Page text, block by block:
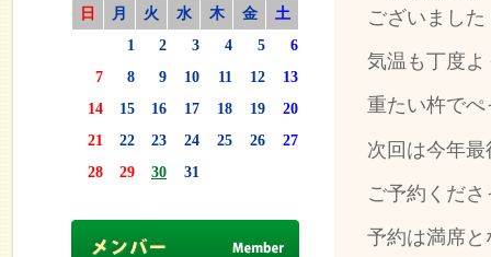
日
月 火 水 木 金
土
1
2 3 4 5
6
7
8 9 10 11 12
13
14
15 16 17 18 19
20
21
22 23 24 25 26
27
28
29 30 31
ございました
気温も丁度
重たい杵で
次回は今年
ご予約くだ
予約は満席